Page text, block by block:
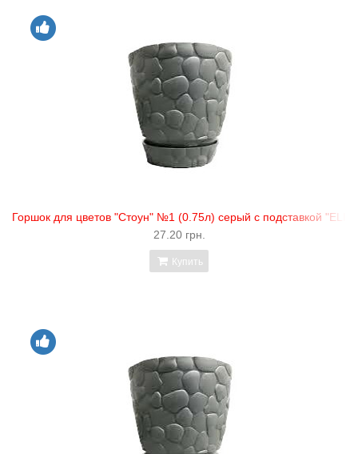
Горшок для цветов "Стоун" №1 (0.75л) серый с подставкой "ELIF"
27.20 грн.
Купить